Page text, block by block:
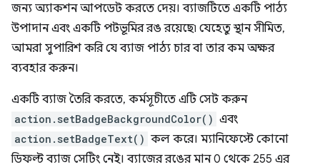
জন্য অ্যাকশন আপডেট করতে দেয়। ব্যাজটিতে একটি পাঠ্য
উপাদান এবং একটি পটভূমির রঙ রয়েছে৷ যেহেতু স্থান সীমিত,
আমরা সুপারিশ করি যে ব্যাজ পাঠ্য চার বা তার কম অক্ষর
ব্যবহার করুন।
একটি ব্যাজ তৈরি করতে, কর্মসূচীতে এটি সেট করুন
action.setBadgeBackgroundColor() এবং
action.setBadgeText() কল করে। ম্যানিফেস্টে কোনো
ডিফল্ট ব্যাজ সেটিং নেই। ব্যাজের রঙের মান 0 থেকে 255 এর